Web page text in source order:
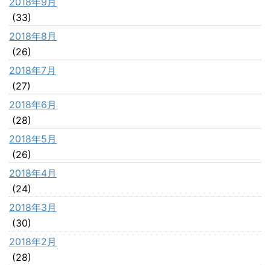
(33)
2018年8月
(26)
2018年7月
(27)
2018年6月
(28)
2018年5月
(26)
2018年4月
(24)
2018年3月
(30)
2018年2月
(28)